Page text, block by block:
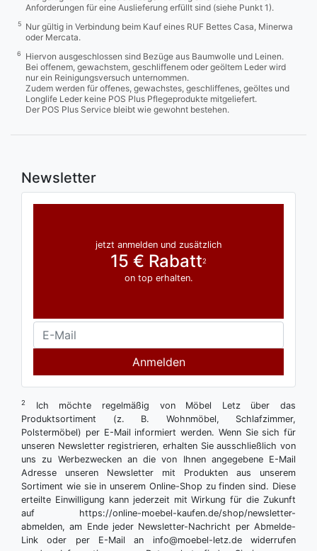
Anforderungen für eine Auslieferung erfüllt sind (siehe Punkt 1).
5
Nur gültig in Verbindung beim Kauf eines RUF Bettes Casa, Minerwa
oder Mercata.
6
Hiervon ausgeschlossen sind Bezüge aus Baumwolle und Leinen.
Bei offenem, gewachstem, geschliffenem oder geöltem Leder wird
nur ein Reinigungsversuch unternommen.
Zudem werden für offenes, gewachstes, geschliffenes, geöltes und
Longlife Leder keine POS Plus Pflegeprodukte mitgeliefert.
Der POS Plus Service bleibt wie gewohnt bestehen.
Newsletter
jetzt anmelden und zusätzlich
15 € Rabatt2
on top erhalten.
Anmelden
2
Ich möchte regelmäßig von Möbel Letz über das
Produktsortiment (z. B. Wohnmöbel, Schlafzimmer,
Polstermöbel) per E-Mail informiert werden. Wenn Sie sich für
unseren Newsletter registrieren, erhalten Sie ausschließlich von
uns zu Werbezwecken an die von Ihnen angegebene E-Mail
Adresse unseren Newsletter mit Produkten aus unserem
Sortiment wie sie in unserem Online-Shop zu finden sind. Diese
erteilte Einwilligung kann jederzeit mit Wirkung für die Zukunft
auf https://online-moebel-kaufen.de/shop/newsletter-
abmelden, am Ende jeder Newsletter-Nachricht per Abmelde-
Link oder per E-Mail an info@moebel-letz.de widerrufen